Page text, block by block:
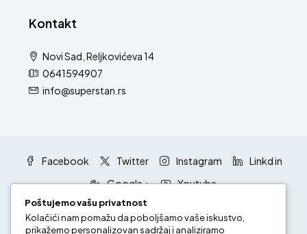
Kontakt
Novi Sad, Reljkovićeva 14
0641594907
info@superstan.rs
Facebook Twitter Instagram
Linkd in
Google +
Youtube
Poštujemo vašu privatnost
Kolačići nam pomažu da poboljšamo vaše iskustvo,
prikažemo personalizovan sadržaj i analiziramo